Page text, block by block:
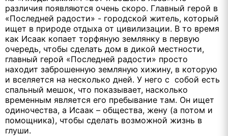
различия появляются очень скоро. Главный герой в
«Последней радости» - городской житель, который
ищет в природе отдыха от цивилизации. В то время
как Исаак копает торфяную землянку в первую
очередь, чтобы сделать дом в дикой местности,
главный герой «Последней радости» просто
находит заброшенную земляную хижину, в которую
и вселяется на несколько дней. У него с собой есть
спальный мешок, что показывает, насколько
временным является его пребывание там. Он ищет
одиночества, а Исаак – общества, жену (а потом и
помощника), чтобы сделать возможной жизнь в
глуши.